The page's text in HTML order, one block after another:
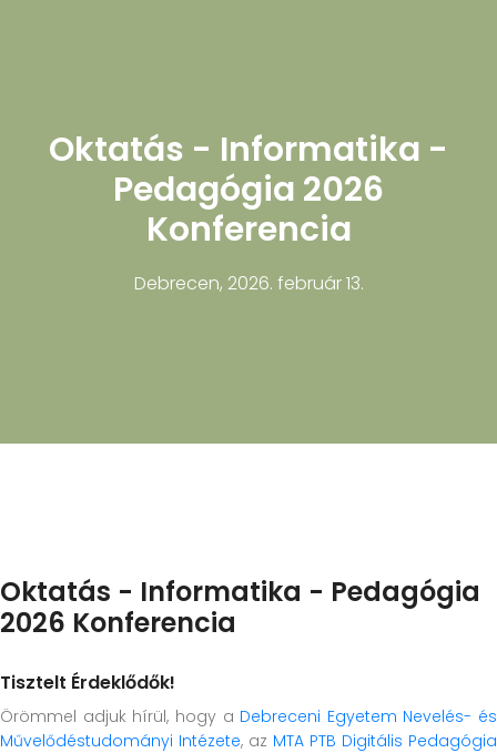
Oktatás - Informatika -
Pedagógia 2026
Konferencia
Debrecen, 2026. február 13.
Oktatás - Informatika - Pedagógia
2026 Konferencia
Tisztelt Érdeklődők!
Örömmel adjuk hírül, hogy a Debreceni Egyetem Nevelés- és
Művelődéstudományi Intézete, az MTA PTB Digitális Pedagógia